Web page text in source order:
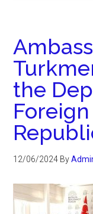
the
12/06/2024 By